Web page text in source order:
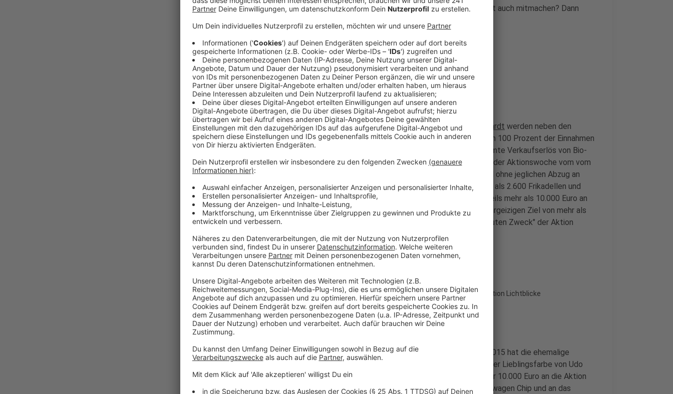
Danke an alle von euch, die sich für Lichtblicke einsetzen. Ihr wollt auch mitmachen? Dann
Anzeige
Aktion Lichtblicke: Wir stellen euch drei Macher vor
Anzeige
Zum Anlass des 25-jährigen Jubiläums derBio-Fleischerei Burchhardt werden neben den
gesamten Einnahmen der Bio-Frikadellen und Bio-Bierknacker auch 100 Prozent der Einnahmen
an der eigens kreierten Jubiläumsbratwurst gespendet. Der gesamte Verkaufserlös von Bio-
Frikadellen, Bio-Bierknackern und Bio-Jubiläumswürsten innerhalb der Aktionswoche vom vom
18. bis 23. November spendete Fleischermeister Bernd Burchhard ohne jeglichen Abzug an
"Lichtblicke". Auch in diesem Jahr möchte Bernd Burchhardt mehr als 2.600 Frikadellen und
Bierknacker verkaufen. In den letzten beiden Jahren konnten jeweils mehr als 10.000 Euro an
Lichtblicke gespendet werden. Einen ordentlichen Beitrag zum ehrgeizigen Ziel von mehr als
10.000 Euro brachte auch dieses Jahr wieder die "Party für den guten Zweck" der Aktion
Lichtblicke. Hier wurden bereits 3.340 Euro gesammelt.
Anzeige
Bio-Fleischermeister Bernd Burchhardt spendet jedes Jahr für die Aktion Lichtblicke
Anzeige
Christa Siffel (66) aus Gronau strickt für den guten Zweck. Seit 2015 hat die ehemalige
Sparkassen-Angestellte schon mehr als 5.000 Mini-Söckchen in der Lieblingsfarbe von Udo
Lindenberg - grün - gestrickt und durch deren Verkauf seither über 10.000 Euro an die Aktion
Lichtblicke überwiesen. In die Udo-Söckchen kommt ein Einkaufswagen Chip und an das